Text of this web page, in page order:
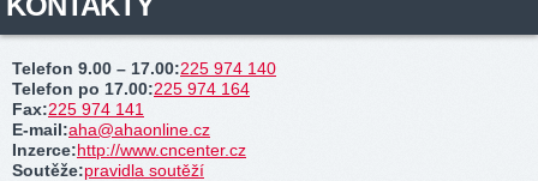
Telefon 9.00 – 17.00:225 974 140
Telefon po 17.00:225 974 164
Fax:225 974 141
E-mail:aha@ahaonline.cz
Inzerce:http://www.cncenter.cz
Soutěže:pravidla soutěží